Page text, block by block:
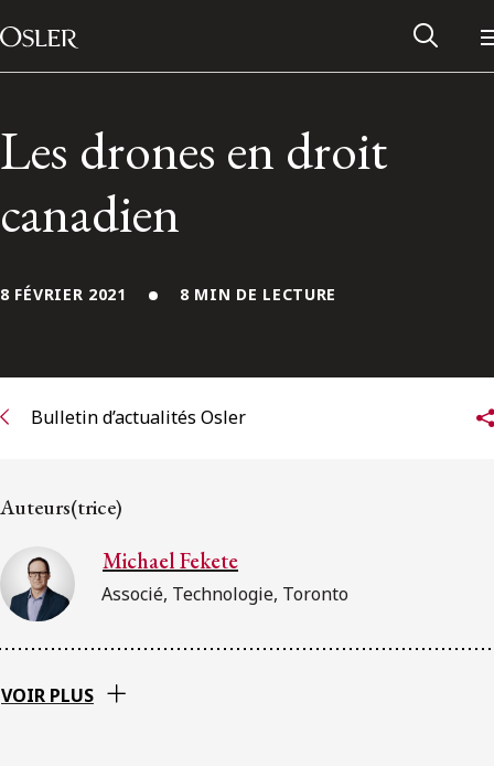
Passer au contenu
Main Navigation
Réseau des anciens d’Osler
ENGLISH
S’abonner aux articles Osler
Les drones en droit
canadien
8 FÉVRIER 2021 8 MIN DE LECTURE
Bulletin d’actualités Osler
Auteurs(trice)
Michael Fekete
Associé, Technologie, Toronto
VOIR PLUS